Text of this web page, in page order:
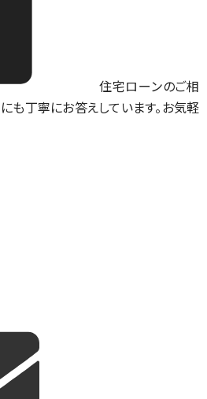
住宅ローンのご相
も丁寧にお答えしています。お気軽